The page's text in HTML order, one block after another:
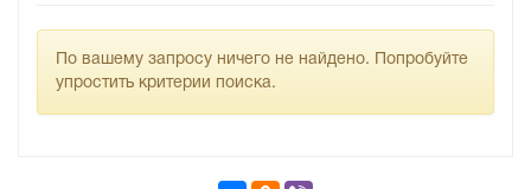
По вашему запросу ничего не найдено. Попробуйте
упростить критерии поиска.